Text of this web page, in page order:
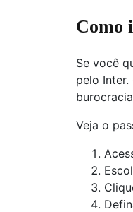
Como
Se você
pelo
Veja o